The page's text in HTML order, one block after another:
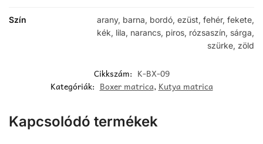
Szín
arany, barna, bordó, ezüst, fehér, fekete,
kék, lila, narancs, piros, rózsaszín, sárga,
szürke, zöld
Cikkszám: K-BX-09
Kategóriák: Boxer matrica, Kutya matrica
Kapcsolódó termékek